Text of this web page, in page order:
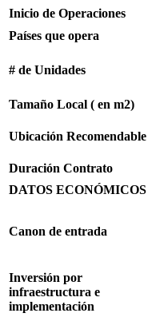
Inicio de Operaciones
Países que opera
# de Unidades
Tamaño Local ( en m2)
Ubicación Recomendable
Duración Contrato
DATOS ECONÓMICOS
Canon de entrada
Inversión por
infraestructura e
implementación